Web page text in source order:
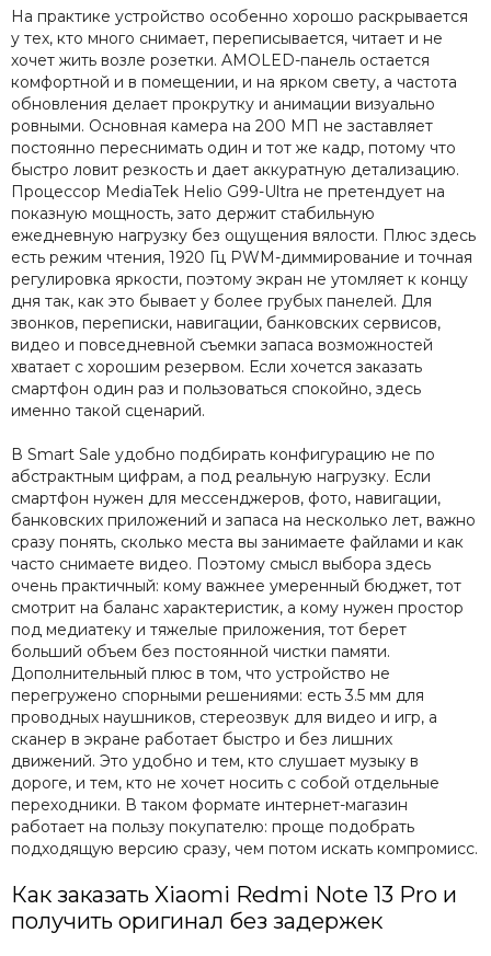
На практике устройство особенно хорошо раскрывается
у тех, кто много снимает, переписывается, читает и не
хочет жить возле розетки. AMOLED-панель остается
комфортной и в помещении, и на ярком свету, а частота
обновления делает прокрутку и анимации визуально
ровными. Основная камера на 200 МП не заставляет
постоянно переснимать один и тот же кадр, потому что
быстро ловит резкость и дает аккуратную детализацию.
Процессор MediaTek Helio G99-Ultra не претендует на
показную мощность, зато держит стабильную
ежедневную нагрузку без ощущения вялости. Плюс здесь
есть режим чтения, 1920 Гц PWM-диммирование и точная
регулировка яркости, поэтому экран не утомляет к концу
дня так, как это бывает у более грубых панелей. Для
звонков, переписки, навигации, банковских сервисов,
видео и повседневной съемки запаса возможностей
хватает с хорошим резервом. Если хочется заказать
смартфон один раз и пользоваться спокойно, здесь
именно такой сценарий.
В Smart Sale удобно подбирать конфигурацию не по
абстрактным цифрам, а под реальную нагрузку. Если
смартфон нужен для мессенджеров, фото, навигации,
банковских приложений и запаса на несколько лет, важно
сразу понять, сколько места вы занимаете файлами и как
часто снимаете видео. Поэтому смысл выбора здесь
очень практичный: кому важнее умеренный бюджет, тот
смотрит на баланс характеристик, а кому нужен простор
под медиатеку и тяжелые приложения, тот берет
больший объем без постоянной чистки памяти.
Дополнительный плюс в том, что устройство не
перегружено спорными решениями: есть 3.5 мм для
проводных наушников, стереозвук для видео и игр, а
сканер в экране работает быстро и без лишних
движений. Это удобно и тем, кто слушает музыку в
дороге, и тем, кто не хочет носить с собой отдельные
переходники. В таком формате интернет-магазин
работает на пользу покупателю: проще подобрать
подходящую версию сразу, чем потом искать компромисс.
Как заказать Xiaomi Redmi Note 13 Pro и
получить оригинал без задержек